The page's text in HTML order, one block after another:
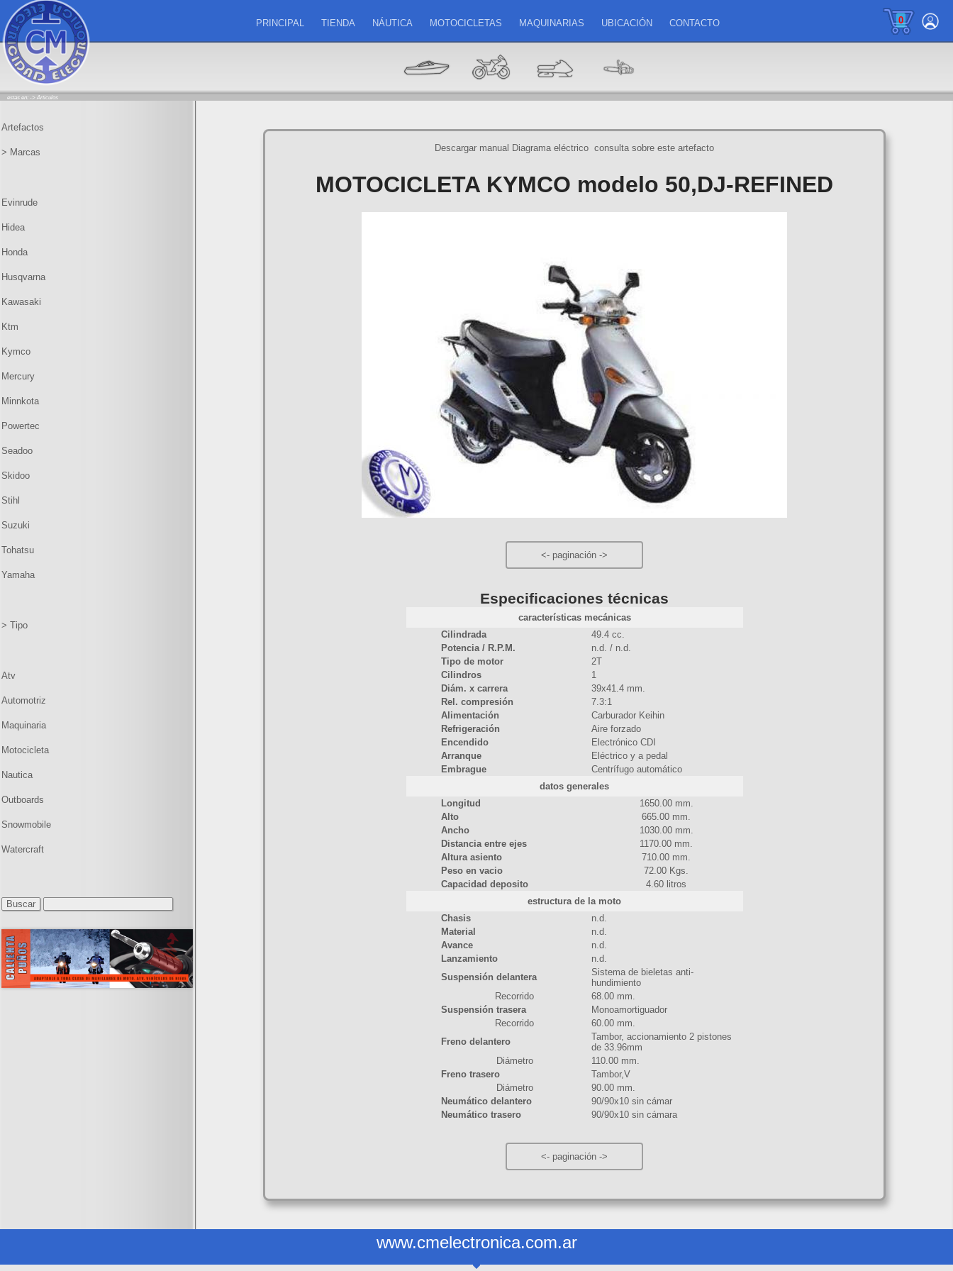
0
PRINCIPAL TIENDA NÁUTICA MOTOCICLETAS MAQUINARIAS UBICACIÓN CONTACTO
estas en: -> Articulos
Descargar manual Diagrama eléctrico consulta sobre este artefacto
MOTOCICLETA KYMCO modelo 50,DJ-REFINED
<- paginación ->
Especificaciones técnicas
características mecánicas
Cilindrada
49.4 cc.
Potencia / R.P.M.
n.d. / n.d.
Tipo de motor
2T
Cilindros
1
Diám. x carrera
39x41.4 mm.
Rel. compresión
7.3:1
Alimentación
Carburador Keihin
Refrigeración
Aire forzado
Encendido
Electrónico CDI
Arranque
Eléctrico y a pedal
Embrague
Centrífugo automático
datos generales
Longitud
1650.00 mm.
Alto
665.00 mm.
Ancho
1030.00 mm.
Distancia entre ejes
1170.00 mm.
Altura asiento
710.00 mm.
Peso en vacio
72.00 Kgs.
Capacidad deposito
4.60 litros
estructura de la moto
Chasis
n.d.
Material
n.d.
Avance
n.d.
Lanzamiento
n.d.
Suspensión delantera
Sistema de bieletas anti-
hundimiento
Recorrido
68.00 mm.
Suspensión trasera
Monoamortiguador
Recorrido
60.00 mm.
Freno delantero
Tambor, accionamiento 2 pistones
de 33.96mm
Diámetro
110.00 mm.
Freno trasero
Tambor,V
Diámetro
90.00 mm.
Neumático delantero
90/90x10 sin cámar
Neumático trasero
90/90x10 sin cámara
<- paginación ->
Artefactos
> Marcas
Evinrude
Hidea
Honda
Husqvarna
Kawasaki
Ktm
Kymco
Mercury
Minnkota
Powertec
Seadoo
Skidoo
Stihl
Suzuki
Tohatsu
Yamaha
> Tipo
Atv
Automotriz
Maquinaria
Motocicleta
Nautica
Outboards
Snowmobile
Watercraft
www.cmelectronica.com.ar